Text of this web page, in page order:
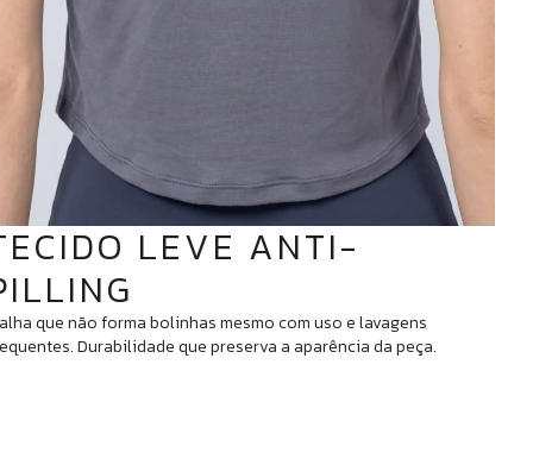
LEVE ANTI-
que não forma bolinhas mesmo com uso e lavagens
Durabilidade que preserva a aparência da peça.